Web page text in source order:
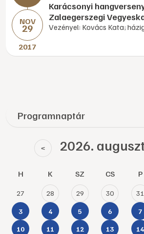
NOV
29
2017
Karácsonyi
Zalaegerszegi
Vezényel: Kovács Kata;
Programnaptár
< 2026.
H K SZ CS P
27 28 29 30 31
3 4 5 6 7
10 11 12 13 14